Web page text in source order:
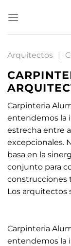
Arquitectos |
Carpinteria
entendemos la
estrecha entre
excepcionales.
basa en la
conjunto para
construcciones
Los arquitectos
Carpinteria
entendemos la